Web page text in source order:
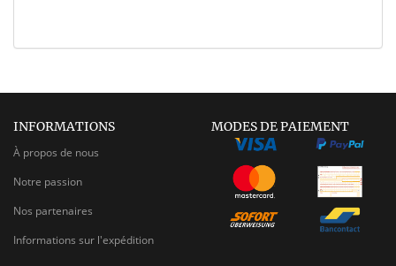
INFORMATIONS
À propos de nous
Notre passion
Nos partenaires
Informations sur l'expédition
MODES DE PAIEMENT